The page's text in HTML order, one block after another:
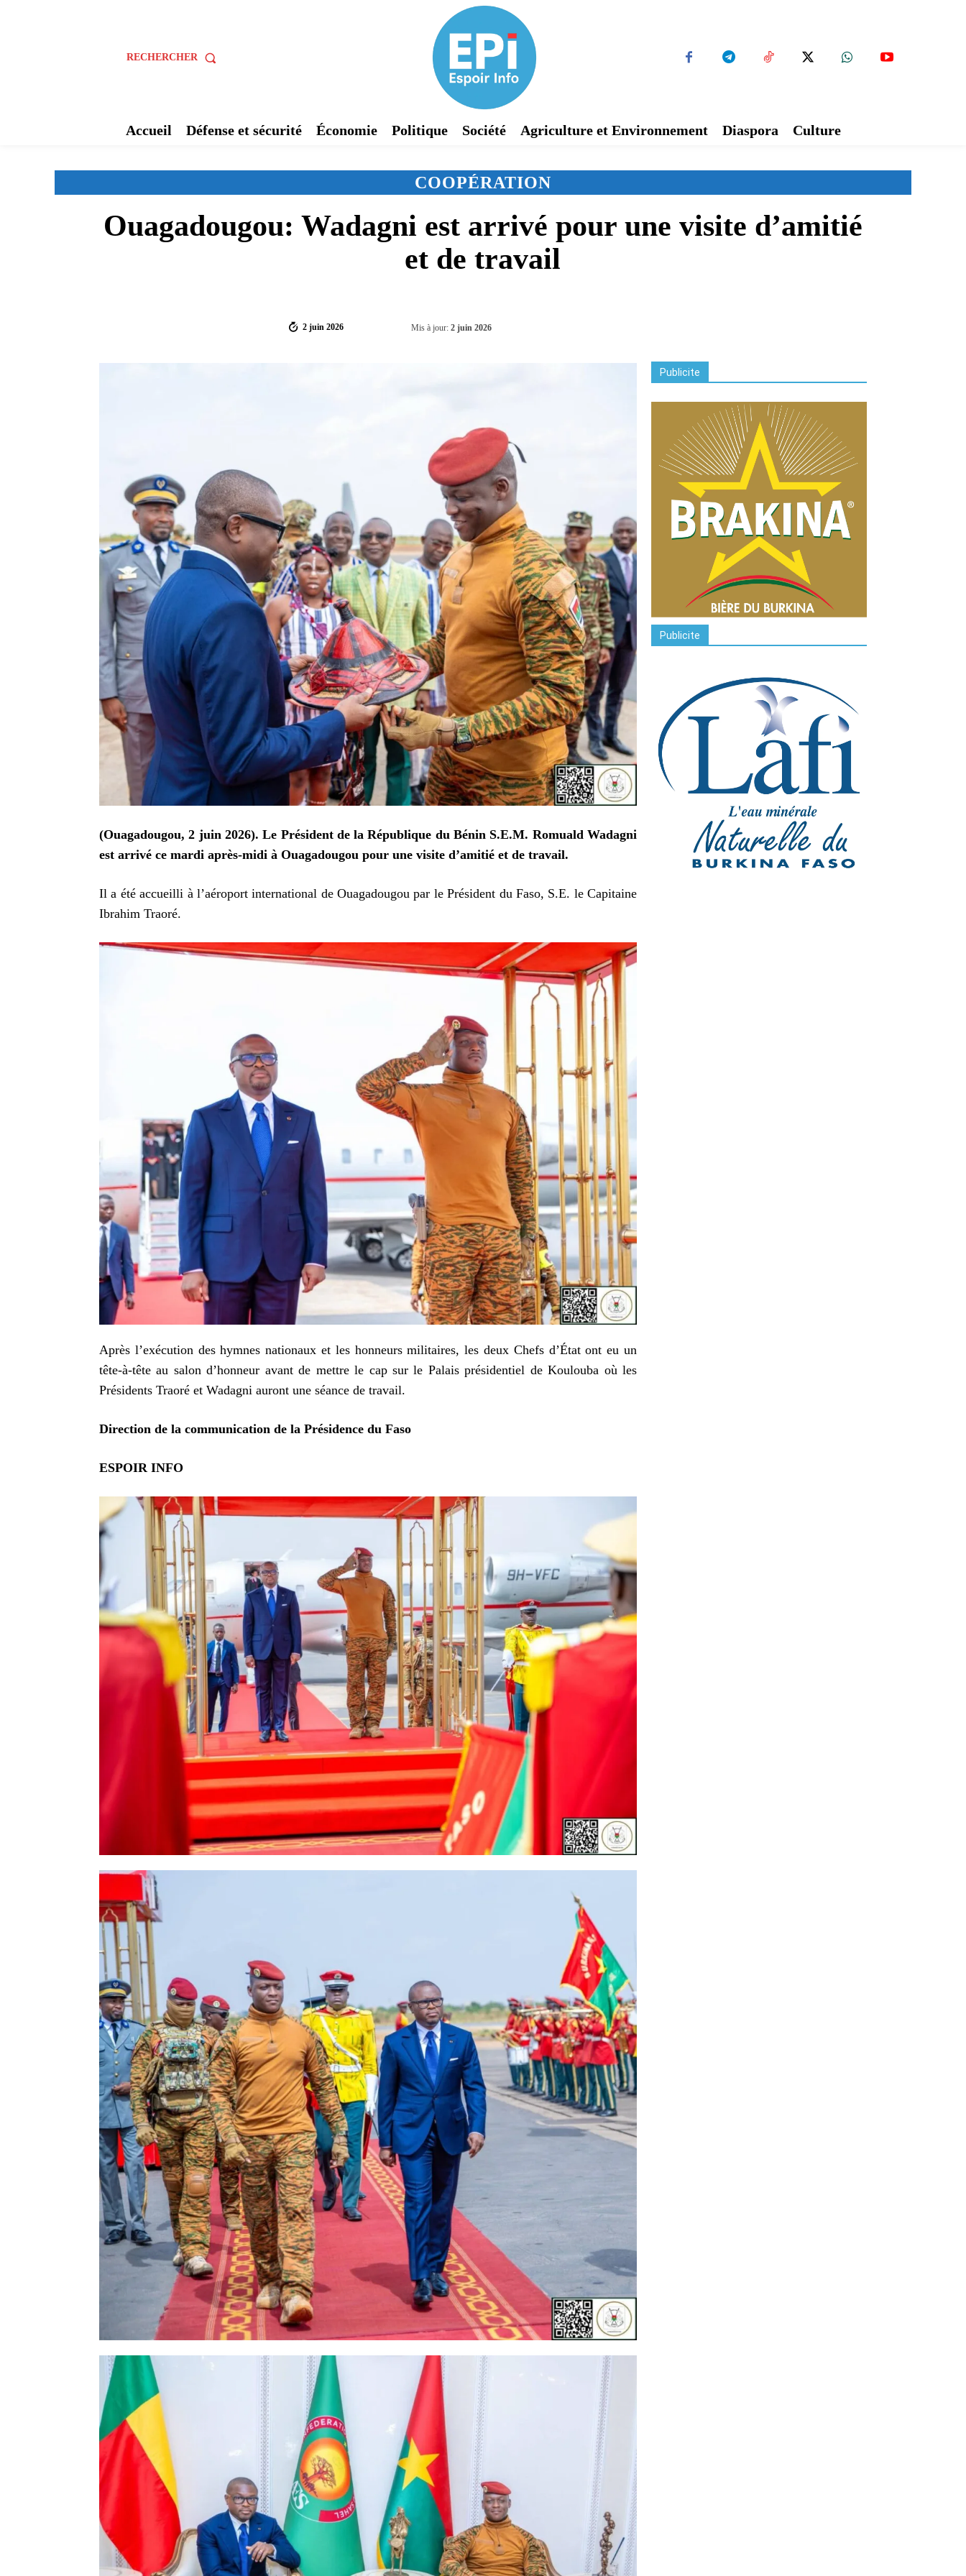
RECHERCHER
Accueil Défense et sécurité Économie Politique Société Agriculture et Environnement Diaspora Culture
COOPÉRATION
Ouagadougou: Wadagni est arrivé pour une visite d’amitié
et de travail
2 juin 2026 Mis à jour: 2 juin 2026
(Ouagadougou, 2 juin 2026). Le Président de la République du Bénin S.E.M. Romuald Wadagni
est arrivé ce mardi après-midi à Ouagadougou pour une visite d’amitié et de travail.
Il a été accueilli à l’aéroport international de Ouagadougou par le Président du Faso, S.E. le Capitaine
Ibrahim Traoré.
Après l’exécution des hymnes nationaux et les honneurs militaires, les deux Chefs d’État ont eu un
tête-à-tête au salon d’honneur avant de mettre le cap sur le Palais présidentiel de Koulouba où les
Présidents Traoré et Wadagni auront une séance de travail.
Direction de la communication de la Présidence du Faso
ESPOIR INFO
Publicite
Publicite